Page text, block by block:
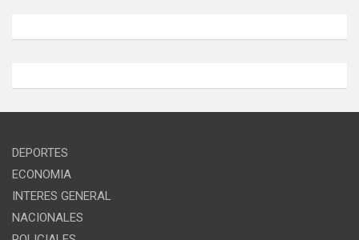
DEPORTES
ECONOMIA
INTERES GENERAL
NACIONALES